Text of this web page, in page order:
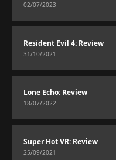
02/07/2023
Resident Evil 4: Review
31/10/2021
Lone Echo: Review
18/07/2022
Super Hot VR: Review
25/09/2021